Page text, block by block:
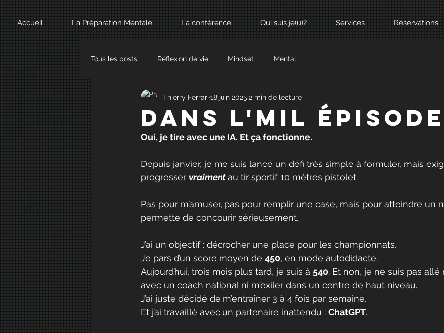
Accueil La Préparation Mentale La conférence Qui suis je(u)? Services Réservations
Tous les posts Réflexion de vie Mindset Mental
Dans l'mil épisode
Thierry Ferrari 18 juin 2025 2 min de lecture
Oui, je tire avec une IA. Et ça fonctionne.
Depuis janvier, je me suis lancé un défi très simple à formuler, mais
progresser vraimentau tir sportif 10 mètres pistolet.
Pas pour m’amuser, pas pour remplir une case, mais pour atteindre un
permette de concourir sérieusement.
J’ai un objectif : décrocher une place pour les championnats.
Je pars d’un score moyen de 450, en mode autodidacte.
Aujourd’hui, trois mois plus tard, je suis à 540. Et non, je ne suis pas allé
avec un coach national ni m’exiler dans un centre de haut niveau.
J’ai juste décidé de m’entraîner 3 à 4 fois par semaine.
Et j’ai travaillé avec un partenaire inattendu : ChatGPT.